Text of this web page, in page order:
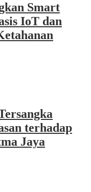
Smart
IoT dan
terhadap
Jaya